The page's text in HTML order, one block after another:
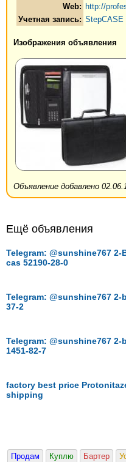
Web: http://
Учетная запись: StepCASE
Изображения объявления
Объявление добавлено
Ещё объявления
Telegram: @sunshine767
cas 52190-28-0
Telegram: @sunshine767
37-2
Telegram: @sunshine767
1451-82-7
factory best price
shipping
Продам Куплю Бартер